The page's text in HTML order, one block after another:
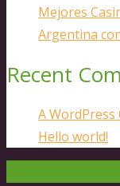
Mejores
Argentina
Recent
A
Hello world!